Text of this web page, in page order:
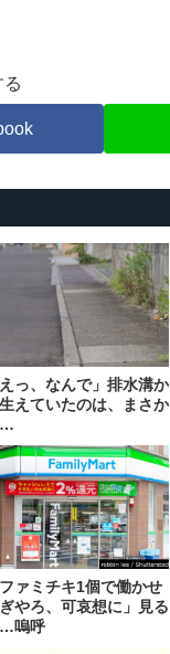
る
えっ、なんで」排水溝か
えていたのは、まさか
ファミチキ1個で働かせ
やろ、可哀想に」見る
嗚呼